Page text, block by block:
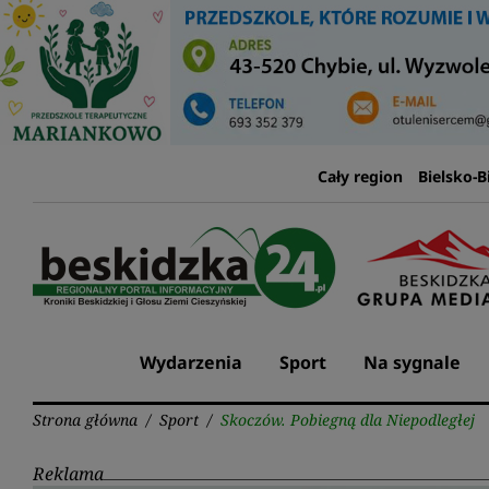
Przejdź
do
treści
Cały region Bielsko-
Wydarzenia Sport Na sygnale
Strona główna / Sport / Skoczów. Pobiegną dla Niepodległej
Reklama